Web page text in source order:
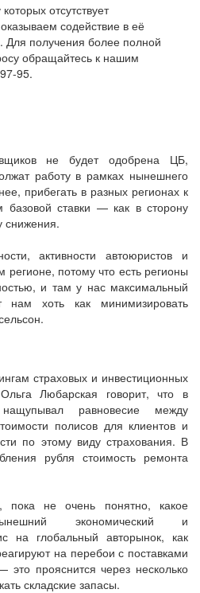
отсутствует
содействие в её
получения более полной
обращайтесь к нашим
95.
не будет одобрена ЦБ,
работу в рамках нынешнего
прибегать в разных регионах к
базовой ставки — как в сторону
снижения.
активности автоюристов и
потому что есть регионы
и там у нас максимальный
нам хоть как минимизировать
страховых и инвестиционных
Любарская говорит, что в
равновесие между
полисов для клиентов и
по этому виду страхования. В
рубля стоимость ремонта
пока не очень понятно, какое
экономический и
на глобальный авторынок, как
на перебои с поставками
прояснится через несколько
складские запасы.